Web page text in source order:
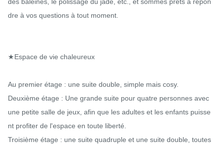
dre à vos questions à tout moment.
★Espace de vie chaleureux
Au premier étage : une suite double, simple mais cosy.
Deuxième étage : Une grande suite pour quatre personnes avec
une petite salle de jeux, afin que les adultes et les enfants puisse
nt profiter de l'espace en toute liberté.
Troisième étage : une suite quadruple et une suite double, toutes